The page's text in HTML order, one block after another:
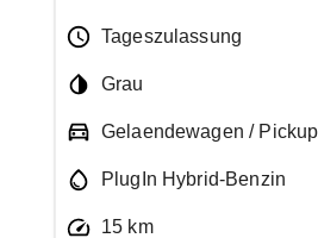
Tageszulassung
Grau
Gelaendewagen / Pickup
PlugIn Hybrid-Benzin
15 km